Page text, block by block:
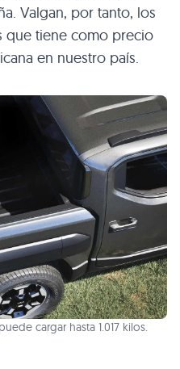
Valgan, por tanto, los
que tiene como precio
en nuestro país.
cargar hasta 1.017 kilos.